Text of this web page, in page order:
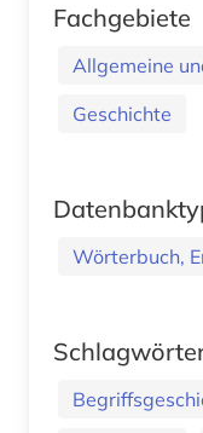
Fachgebiete
Allgemeine
Geschichte
Wörterbuch,